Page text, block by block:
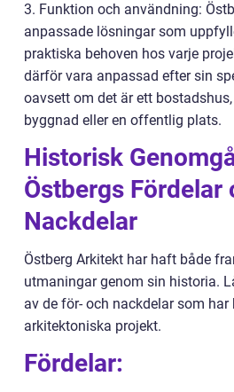
3. Funktion och användning:
anpassade lösningar som
praktiska behoven hos varje
därför vara anpassad efter sin
oavsett om det är ett bostadshus,
byggnad eller en offentlig plats.
Historisk
Östbergs Fördelar
Nackdelar
Östberg Arkitekt har haft både
utmaningar genom sin historia.
av de för- och nackdelar som
arkitektoniska projekt.
Fördelar: